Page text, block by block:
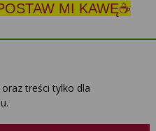
MI KAWĘ☕
treści tylko dla